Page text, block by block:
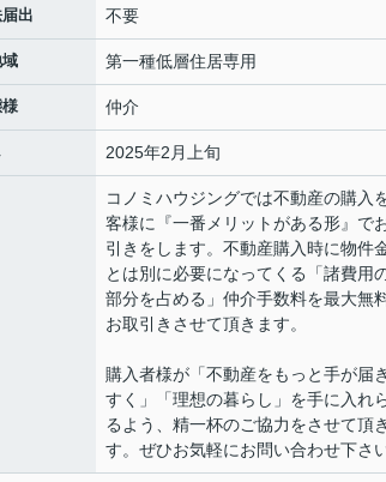
出 不要
第一種低層住居専用
仲介
2025年2月上旬
コノミハウジングでは不動産の購入
客様に『一番メリットがある形』で
引きをします。不動産購入時に物件
とは別に必要になってくる「諸費用
部分を占める」仲介手数料を最大無
お取引きさせて頂きます。
購入者様が「不動産をもっと手が届
すく」「理想の暮らし」を手に入れ
るよう、精一杯のご協力をさせて頂
す。ぜひお気軽にお問い合わせ下さい